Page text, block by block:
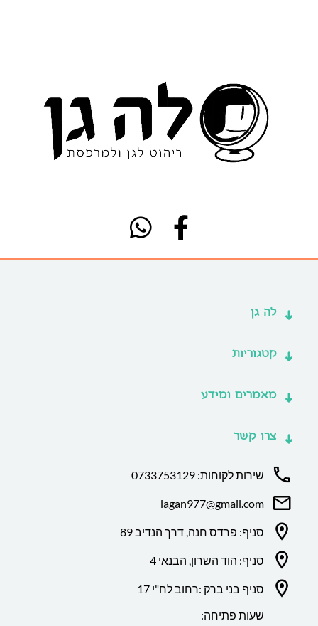
לה גן
קטגוריות
מאמרים ומידע
צרו קשר
שירות לקוחות: 0733753129
lagan977@gmail.com
סניף: פרדס חנה, דרך הנדיב 89
סניף: הוד השרון, הבנאי 4
סניף בני ברק :רחוב לח"י 17
שעות פתיחה: